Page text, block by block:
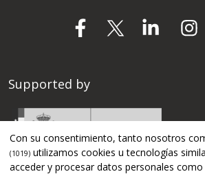
Supported by
Con su consentimiento, tanto nosotros
(1019) utilizamos cookies u tecnologías
acceder y procesar datos personales